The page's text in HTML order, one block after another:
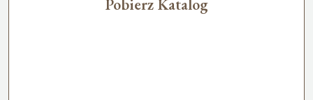
Pobierz Katalog